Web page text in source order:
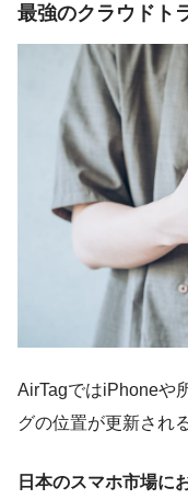
最強のクラウドト
AirTagではiPhoneや
グの位置が更新され
日本のスマホ市場に